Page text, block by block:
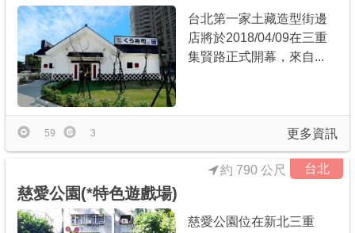
台北第一家土藏造型街邊
店將於2018/04/09在三重
集賢路正式開幕，來自...
更多資訊
59 3
台北
慈愛公園(*特色遊戲場)
約 790 公尺
慈愛公園位在新北三重